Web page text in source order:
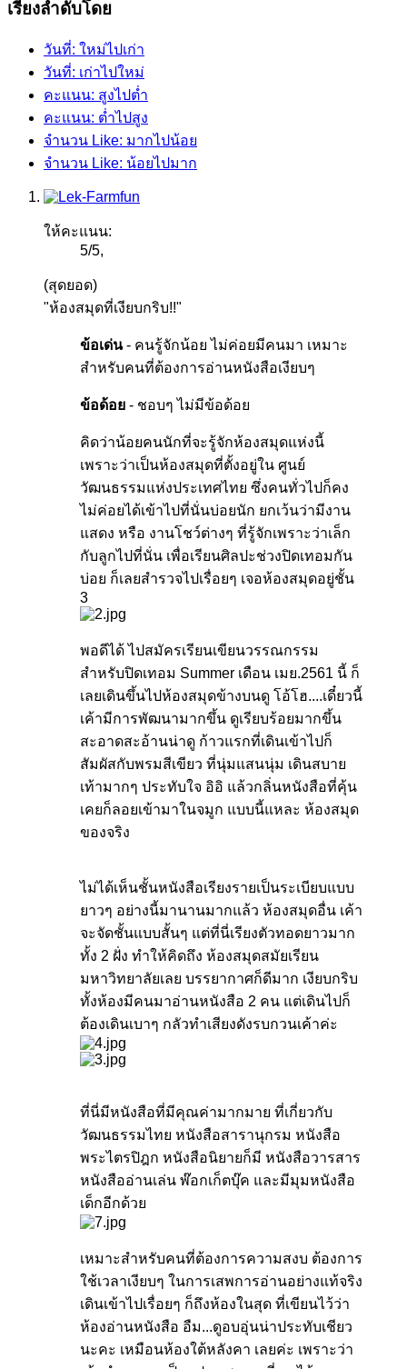
เรียงลำดับโดย
วันที่: ใหม่ไปเก่า
วันที่: เก่าไปใหม่
คะแนน: สูงไปต่ำ
คะแนน: ต่ำไปสูง
จำนวน Like: มากไปน้อย
จำนวน Like: น้อยไปมาก
ให้คะแนน:
5/5,
(สุดยอด)
"ห้องสมุดที่เงียบกริบ!!"
ข้อเด่น- คนรู้จักน้อย ไม่ค่อยมีคนมา เหมาะ
สำหรับคนที่ต้องการอ่านหนังสือเงียบๆ
ข้อด้อย - ชอบๆ ไม่มีข้อด้อย
คิดว่าน้อยคนนักที่จะรู้จักห้องสมุดแห่งนี้
เพราะว่าเป็นห้องสมุดที่ตั้งอยู่ใน ศูนย์
วัฒนธรรมแห่งประเทศไทย ซึ่งคนทั่วไปก็คง
ไม่ค่อยได้เข้าไปที่นั่นบ่อยนัก ยกเว้นว่ามีงาน
แสดง หรือ งานโชว์ต่างๆ ที่รู้จักเพราะว่าเล็ก
กับลูกไปที่นั่น เพื่อเรียนศิลปะช่วงปิดเทอมกัน
บ่อย ก็เลยสำรวจไปเรื่อยๆ เจอห้องสมุดอยู่ชั้น
3
พอดีได้ ไปสมัครเรียนเขียนวรรณกรรม
สำหรับปิดเทอม Summer เดือน เมย.2561 นี้ ก็
เลยเดินขึ้นไปห้องสมุดข้างบนดู โอ้โฮ....เดี๋ยวนี้
เค้ามีการพัฒนามากขึ้น ดูเรียบร้อยมากขึ้น
สะอาดสะอ้านน่าดู ก้าวแรกที่เดินเข้าไปก็
สัมผัสกับพรมสีเขียว ที่นุ่มแสนนุ่ม เดินสบาย
เท้ามากๆ ประทับใจ อิอิ แล้วกลิ่นหนังสือที่คุ้น
เคยก็ลอยเข้ามาในจมูก แบบนี้แหละ ห้องสมุด
ของจริง
ไม่ได้เห็นชั้นหนังสือเรียงรายเป็นระเบียบแบบ
ยาวๆ อย่างนี้มานานมากแล้ว ห้องสมุดอื่น เค้า
จะจัดชั้นแบบสั้นๆ แต่ที่นี่เรียงตัวทอดยาวมาก
ทั้ง 2 ฝั่ง ทำให้คิดถึง ห้องสมุดสมัยเรียน
มหาวิทยาลัยเลย บรรยากาศก็ดีมาก เงียบกริบ
ทั้งห้องมีคนมาอ่านหนังสือ 2 คน แต่เดินไปก็
ต้องเดินเบาๆ กลัวทำเสียงดังรบกวนเค้าค่ะ
ที่นี่มีหนังสือที่มีคุณค่ามากมาย ที่เกี่ยวกับ
วัฒนธรรมไทย หนังสือสารานุกรม หนังสือ
พระไตรปิฎก หนังสือนิยายก็มี หนังสือวารสาร
หนังสืออ่านเล่น พ๊อกเก็ตบุ๊ค และมีมุมหนังสือ
เด็กอีกด้วย
เหมาะสำหรับคนที่ต้องการความสงบ ต้องการ
ใช้เวลาเงียบๆ ในการเสพการอ่านอย่างแท้จริง
เดินเข้าไปเรื่อยๆ ก็ถึงห้องในสุด ที่เขียนไว้ว่า
ห้องอ่านหนังสือ อืม...ดูอบอุ่นน่าประทับเชียว
นะคะ เหมือนห้องใต้หลังคา เลยค่ะ เพราะว่า